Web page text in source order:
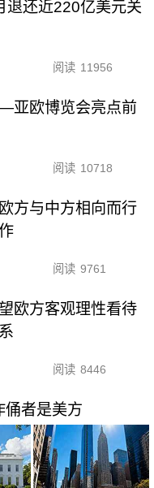
退还近220亿美元关
阅读 11956
亚欧博览会亮点前
阅读 10718
方与中方相向而行
阅读 9761
欧方客观理性看待
阅读 8446
俑者是美方